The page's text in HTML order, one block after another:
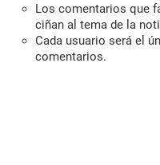
Los comentarios que
ciñan al tema de la
Cada usuario será el
comentarios.